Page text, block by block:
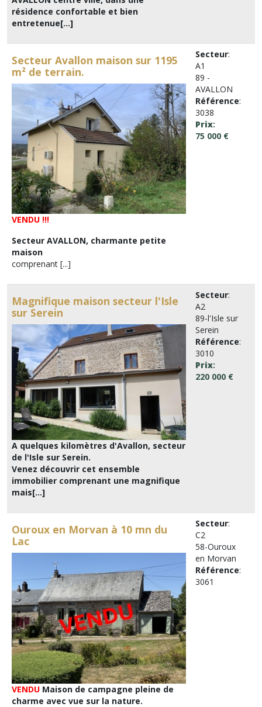
résidence confortable et bien
entretenue[...]
Secteur Avallon maison sur 1195
m² de terrain.
VENDU !!!
Secteur AVALLON, charmante petite
maison
comprenant [...]
Secteur:
A1
89 -
AVALLON
Référence:
3038
Prix:
75 000 €
Magnifique maison secteur l'Isle
sur Serein
A quelques kilomètres d'Avallon, secteur
de l'Isle sur Serein.
Venez découvrir cet ensemble
immobilier comprenant une magnifique
mais[...]
Secteur:
A2
89-l'Isle sur
Serein
Référence:
3010
Prix:
220 000 €
Ouroux en Morvan à 10 mn du
Lac
VENDU Maison de campagne pleine de
charme avec vue sur la nature.
Secteur:
C2
58-Ouroux
en Morvan
Référence:
3061